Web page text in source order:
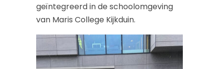
geïntegreerd in de schoolomgeving
van Maris College Kijkduin.